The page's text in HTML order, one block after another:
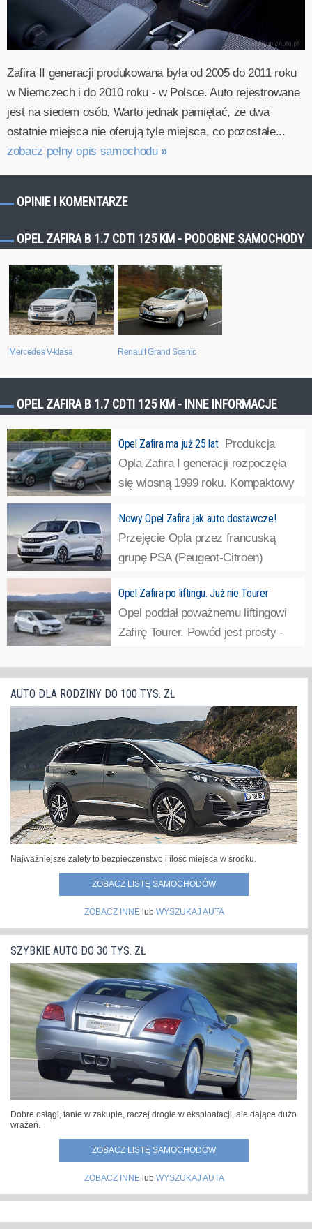
Zafira II generacji produkowana była od 2005 do 2011 roku
w Niemczech i do 2010 roku - w Polsce. Auto rejestrowane
jest na siedem osób. Warto jednak pamiętać, że dwa
ostatnie miejsca nie oferują tyle miejsca, co pozostałe...
zobacz pełny opis samochodu »
OPINIE I KOMENTARZE
OPEL ZAFIRA B 1.7 CDTI 125 KM - PODOBNE SAMOCHODY
Mercedes V-klasa Renault Grand Scenic
OPEL ZAFIRA B 1.7 CDTI 125 KM - INNE INFORMACJE
Opel Zafira ma już 25 lat
Produkcja
Opla Zafira I generacji rozpoczęła
się wiosną 1999 roku. Kompaktowy
szerokości 1,74 metra i wysokości 1,68 metra ważył
zaledwie 1390 kilogramów. Dziś to nie do pomyślenia.
Nowy Opel Zafira jak auto dostawcze!
Przejęcie Opla przez francuską
grupę PSA (Peugeot-Citroen)
ujednolicanie oferty. W jej ramach zakończono już
(przedwcześnie, bo zaledwie po 4 latach) produkcję Opla
Vivaro, który był bliźniaczym modelem Renault
Opel Zafira po liftingu. Już nie Tourer
Opel poddał poważnemu liftingowi
Zafirę Tourer. Powód jest prosty -
cichu - z nazwy usunięto słowo "Tourer", które pojawiło się
AUTO DLA RODZINY DO 100 TYS. ZŁ
Najważniejsze zalety to bezpieczeństwo i ilość miejsca w środku.
ZOBACZ LISTĘ SAMOCHODÓW
ZOBACZ INNElub WYSZUKAJ AUTA
SZYBKIE AUTO DO 30 TYS. ZŁ
Dobre osiągi, tanie w zakupie, raczej drogie w eksploatacji, ale dające dużo
wrażeń.
ZOBACZ LISTĘ SAMOCHODÓW
ZOBACZ INNElub WYSZUKAJ AUTA